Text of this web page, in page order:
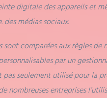
digitale des appareils et
des médias sociaux.
sont comparées aux règles de
par un
pas seulement utilisé pour la
nombreuses entreprises